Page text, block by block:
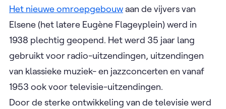
Het nieuwe omroepgebouw aan de vijvers van
Elsene (het latere Eugène Flageyplein) werd in
1938 plechtig geopend. Het werd 35 jaar lang
gebruikt voor radio-uitzendingen, uitzendingen
van klassieke muziek- en jazzconcerten en vanaf
1953 ook voor televisie-uitzendingen.
Door de sterke ontwikkeling van de televisie werd